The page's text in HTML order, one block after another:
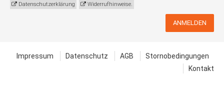
Datenschutzerklärung Widerrufhinweise.
ANMELDEN
Impressum Datenschutz AGB
Stornobedingungen
Kontakt